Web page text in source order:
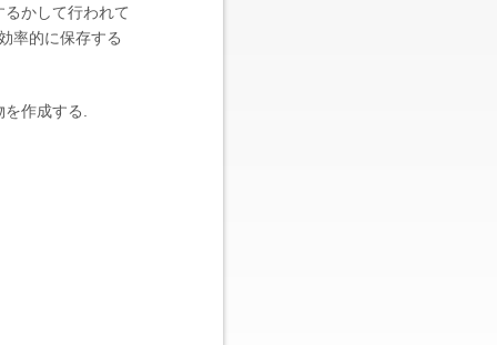
かして行われて
率的に保存する
作成する.